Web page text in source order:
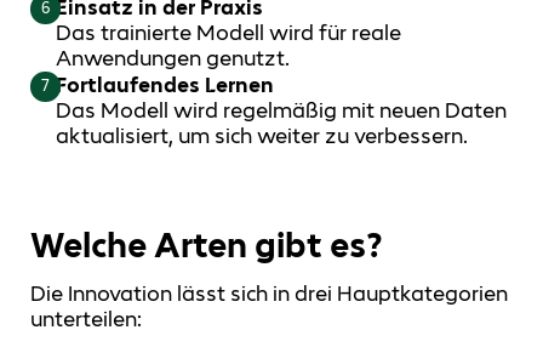
6 Einsatz in der Praxis
Das trainierte Modell wird für reale
Anwendungen genutzt.
7 Fortlaufendes Lernen
Das Modell wird regelmäßig mit neuen Daten
aktualisiert, um sich weiter zu verbessern.
Welche Arten gibt es?
Die Innovation lässt sich in drei Hauptkategorien
unterteilen: